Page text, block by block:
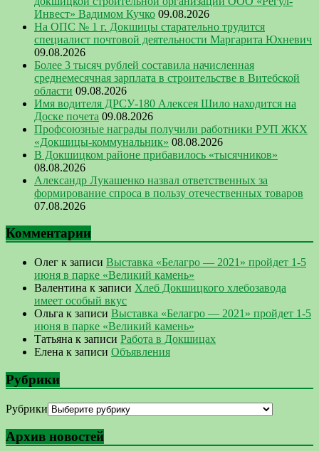
Инвест» Вадимом Кучко 09.08.2026
На ОПС № 1 г. Докшицы старательно трудится
специалист почтовой деятельности Маргарита Юхневич
09.08.2026
Более 3 тысяч рублей составила начисленная
среднемесячная зарплата в строительстве в Витебской
области 09.08.2026
Имя водителя ДРСУ-180 Алексея Шило находится на
Доске почета 09.08.2026
Профсоюзные награды получили работники РУП ЖКХ
«Докшицы-коммунальник» 08.08.2026
В Докшицком районе прибавилось «тысячников»
08.08.2026
Александр Лукашенко назвал ответственных за
формирование спроса в пользу отечественных товаров
07.08.2026
Комментарии
Олег к записи Выставка «Белагро — 2021» пройдет 1-5
июня в парке «Великий камень»
Валентина к записи Хлеб Докшицкого хлебозавода
имеет особый вкус
Ольга к записи Выставка «Белагро — 2021» пройдет 1-5
июня в парке «Великий камень»
Татьяна к записи Работа в Докшицах
Елена к записи Объявления
Рубрики
Рубрики
Архив новостей